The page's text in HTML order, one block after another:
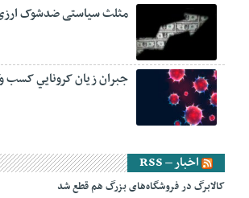
مثلث سیاستی ضدشوک
جبران زيان کرونايي کسب
اخبار – RSS
کالابرگ در فروشگاه‌های بزرگ هم قطع شد